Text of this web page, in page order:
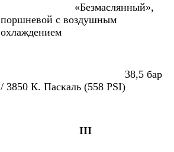
«Безмаслянный»,
поршневой с воздушным
охлаждением
38,5 бар
/ 3850 К. Паскаль (558 PSI)
III